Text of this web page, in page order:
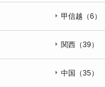
甲信越（6）
関西（39）
中国（35）